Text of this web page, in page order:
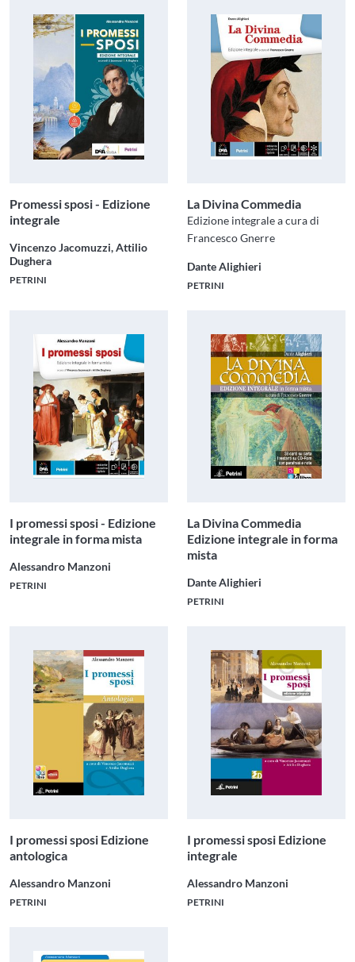
Promessi sposi - Edizione
integrale
Vincenzo Jacomuzzi, Attilio
Dughera
PETRINI
La Divina Commedia
Edizione integrale a cura di
Francesco Gnerre
Dante Alighieri
PETRINI
I promessi sposi - Edizione
integrale in forma mista
Alessandro Manzoni
PETRINI
La Divina Commedia
Edizione integrale in forma
mista
Dante Alighieri
PETRINI
I promessi sposi Edizione
antologica
Alessandro Manzoni
PETRINI
I promessi sposi Edizione
integrale
Alessandro Manzoni
PETRINI